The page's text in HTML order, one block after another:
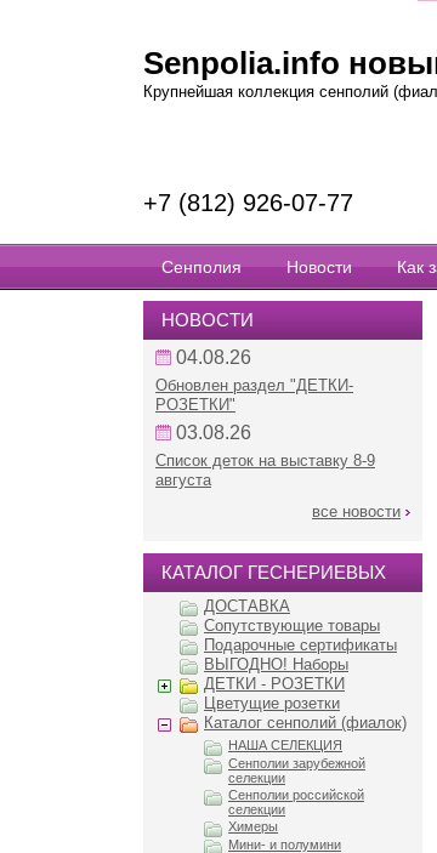
НОВОСТИ
04.08.26
Обновлен раздел "ДЕТКИ-
РОЗЕТКИ"
03.08.26
Список деток на выставку 8-9
августа
все новости
КАТАЛОГ ГЕСНЕРИЕВЫХ
ДОСТАВКА
Сопутствующие товары
Подарочные сертификаты
ВЫГОДНО! Наборы
ДЕТКИ - РОЗЕТКИ
Цветущие розетки
Каталог сенполий (фиалок)
НАША СЕЛЕКЦИЯ
Сенполии зарубежной
селекции
Сенполии российской
селекции
Химеры
Мини- и полумини
Senpolia.info
Крупнейшая коллекция сенполий
+7 (812) 926-07-77
Сенполия Новости Как